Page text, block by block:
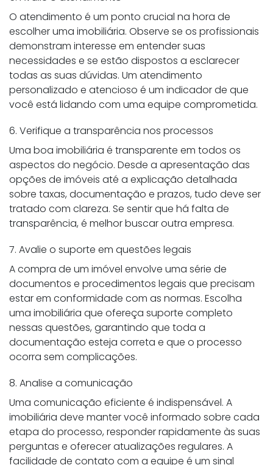
O atendimento é um ponto crucial na hora de
escolher uma imobiliária. Observe se os profissionais
demonstram interesse em entender suas
necessidades e se estão dispostos a esclarecer
todas as suas dúvidas. Um atendimento
personalizado e atencioso é um indicador de que
você está lidando com uma equipe comprometida.
6. Verifique a transparência nos processos
Uma boa imobiliária é transparente em todos os
aspectos do negócio. Desde a apresentação das
opções de imóveis até a explicação detalhada
sobre taxas, documentação e prazos, tudo deve ser
tratado com clareza. Se sentir que há falta de
transparência, é melhor buscar outra empresa.
7. Avalie o suporte em questões legais
A compra de um imóvel envolve uma série de
documentos e procedimentos legais que precisam
estar em conformidade com as normas. Escolha
uma imobiliária que ofereça suporte completo
nessas questões, garantindo que toda a
documentação esteja correta e que o processo
ocorra sem complicações.
8. Analise a comunicação
Uma comunicação eficiente é indispensável. A
imobiliária deve manter você informado sobre cada
etapa do processo, responder rapidamente às suas
perguntas e oferecer atualizações regulares. A
facilidade de contato com a equipe é um sinal